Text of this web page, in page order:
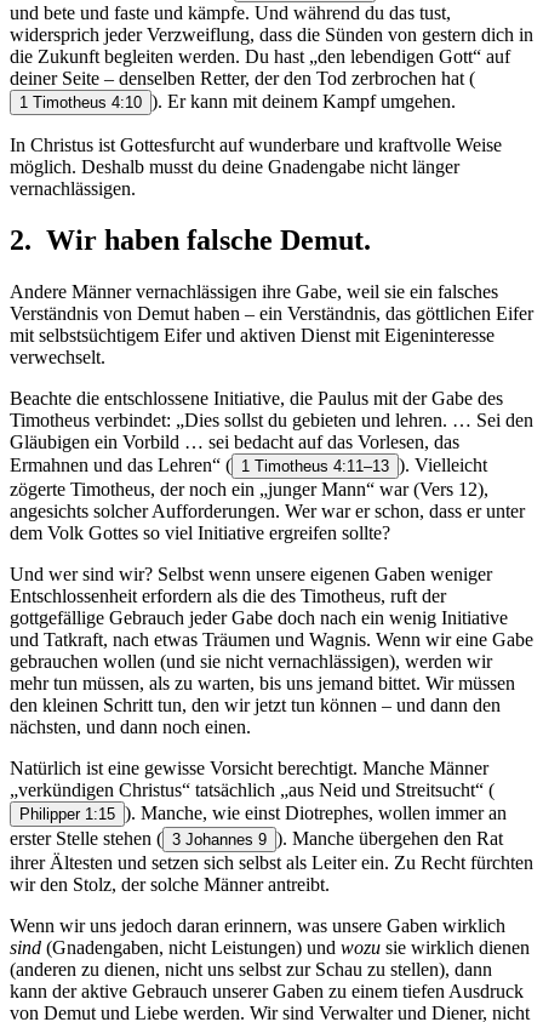
und bete und faste und kämpfe. Und während du das tust,
widersprich jeder Verzweiflung, dass die Sünden von gestern dich in
die Zukunft begleiten werden. Du hast „den lebendigen Gott“ auf
deiner Seite – denselben Retter, der den Tod zerbrochen hat (
1 Timotheus 4:10 ). Er kann mit deinem Kampf umgehen.
In Christus ist Gottesfurcht auf wunderbare und kraftvolle Weise
möglich. Deshalb musst du deine Gnadengabe nicht länger
vernachlässigen.
2. Wir haben falsche Demut.
Andere Männer vernachlässigen ihre Gabe, weil sie ein falsches
Verständnis von Demut haben – ein Verständnis, das göttlichen Eifer
mit selbstsüchtigem Eifer und aktiven Dienst mit Eigeninteresse
verwechselt.
Beachte die entschlossene Initiative, die Paulus mit der Gabe des
Timotheus verbindet: „Dies sollst du gebieten und lehren. … Sei den
Gläubigen ein Vorbild … sei bedacht auf das Vorlesen, das
Ermahnen und das Lehren“ ( 1 Timotheus 4:11–13 ). Vielleicht
zögerte Timotheus, der noch ein „junger Mann“ war (Vers 12),
angesichts solcher Aufforderungen. Wer war er schon, dass er unter
dem Volk Gottes so viel Initiative ergreifen sollte?
Und wer sind wir? Selbst wenn unsere eigenen Gaben weniger
Entschlossenheit erfordern als die des Timotheus, ruft der
gottgefällige Gebrauch jeder Gabe doch nach ein wenig Initiative
und Tatkraft, nach etwas Träumen und Wagnis. Wenn wir eine Gabe
gebrauchen wollen (und sie nicht vernachlässigen), werden wir
mehr tun müssen, als zu warten, bis uns jemand bittet. Wir müssen
den kleinen Schritt tun, den wir jetzt tun können – und dann den
nächsten, und dann noch einen.
Natürlich ist eine gewisse Vorsicht berechtigt. Manche Männer
„verkündigen Christus“ tatsächlich „aus Neid und Streitsucht“ (
Philipper 1:15 ). Manche, wie einst Diotrephes, wollen immer an
erster Stelle stehen ( 3 Johannes 9 ). Manche übergehen den Rat
ihrer Ältesten und setzen sich selbst als Leiter ein. Zu Recht fürchten
wir den Stolz, der solche Männer antreibt.
Wenn wir uns jedoch daran erinnern, was unsere Gaben wirklich
sind (Gnadengaben, nicht Leistungen) und wozu sie wirklich dienen
(anderen zu dienen, nicht uns selbst zur Schau zu stellen), dann
kann der aktive Gebrauch unserer Gaben zu einem tiefen Ausdruck
von Demut und Liebe werden. Wir sind Verwalter und Diener, nicht